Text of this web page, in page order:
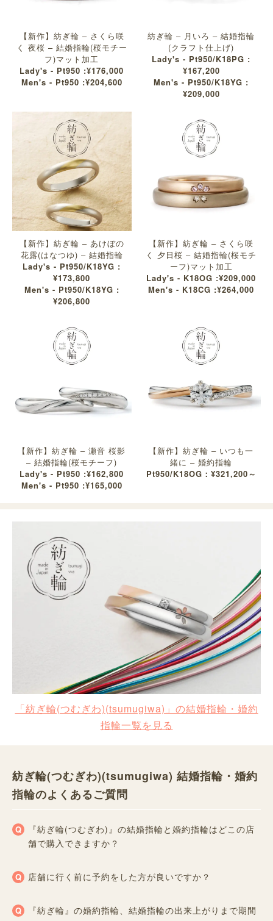
【新作】紡ぎ輪 – さくら咲
く 夜桜 – 結婚指輪(桜モチー
フ)マット加工
Lady's - Pt950 :¥176,000
Men's - Pt950 :¥204,600
紡ぎ輪 – 月いろ – 結婚指輪
(クラフト仕上げ)
Lady's - Pt950/K18PG :
¥167,200
Men's - Pt950/K18YG :
¥209,000
【新作】紡ぎ輪 – あけぼの
花露(はなつゆ) – 結婚指輪
Lady's - Pt950/K18YG :
¥173,800
Men's - Pt950/K18YG :
¥206,800
【新作】紡ぎ輪 – さくら咲
く 夕日桜 – 結婚指輪(桜モチ
ーフ)マット加工
Lady's - K18OG :¥209,000
Men's - K18CG :¥264,000
【新作】紡ぎ輪 – 瀬音 桜影
– 結婚指輪(桜モチーフ)
Lady's - Pt950 :¥162,800
Men's - Pt950 :¥165,000
【新作】紡ぎ輪 – いつも一
緒に – 婚約指輪
Pt950/K18OG：¥321,200～
「紡ぎ輪(つむぎわ)(tsumugiwa)」の結婚指輪・婚約
指輪一覧を見る
紡ぎ輪(つむぎわ)(tsumugiwa) 結婚指輪・婚約
指輪のよくあるご質問
『紡ぎ輪(つむぎわ)』の結婚指輪と婚約指輪はどこの店
舗で購入できますか？
店舗に行く前に予約をした方が良いですか？
『紡ぎ輪』の婚約指輪、結婚指輪の出来上がりまで期間